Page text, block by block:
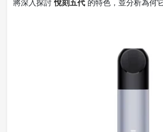
將深入探討悅刻五代 的特色，並分析為何